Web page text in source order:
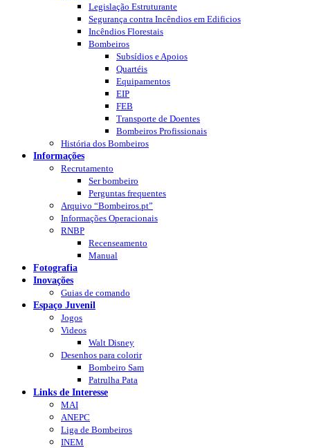
Legislação Estruturante
Segurança contra Incêndios em Edificios
Incêndios Florestais
Bombeiros
Subsídios e Apoios
Quartéis
Equipamentos
EIP
FEB
Transporte de Doentes
Bombeiros Profissionais
História dos Bombeiros
Informações
Recrutamento
Ser bombeiro
Perguntas frequentes
Arquivo “Bombeiros.pt”
Informações Operacionais
RNBP
Recenseamento
Manual
Fotografia
Inovações
Guias de comando
Espaço Juvenil
Jogos
Videos
Walt Disney
Desenhos para colorir
Bombeiro Sam
Patrulha Pata
Links de Interesse
MAI
ANEPC
Liga de Bombeiros
INEM